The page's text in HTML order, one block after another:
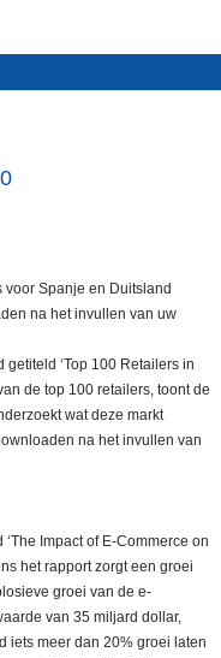
voor Spanje en Duitsland
na het invullen van uw
‘Top 100 Retailers in
de top 100 retailers, toont de
wat deze markt
na het invullen van
Impact of E-Commerce on
het rapport zorgt een groei
groei van de e-
van 35 miljard dollar,
iets meer dan 20% groei laten